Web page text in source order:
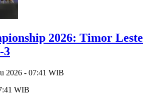
2026: Timor Leste
3
2026 - 07:41 WIB
WIB